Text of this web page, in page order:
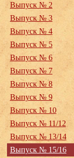
Выпуск № 2
Выпуск № 3
Выпуск № 4
Выпуск № 5
Выпуск № 6
Выпуск № 7
Выпуск № 8
Выпуск № 9
Выпуск № 10
Выпуск № 11/12
Выпуск № 13/14
Выпуск № 15/16